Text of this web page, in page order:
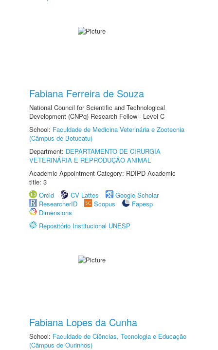
Fabiana Ferreira de Souza
National Council for Scientific and Technological
Development (CNPq) Research Fellow - Level C
School: Faculdade de Medicina Veterinária e Zootecnia
(Câmpus de Botucatu)
Department: DEPARTAMENTO DE CIRURGIA
VETERINÁRIA E REPRODUÇÃO ANIMAL
Academic Appointment Category: RDIPD Academic
title: 3
Orcid
CV Lattes
Google Scholar
ResearcherID
Scopus
Fapesp
Dimensions
Repositório Institucional UNESP
Fabiana Lopes da Cunha
School: Faculdade de Ciências, Tecnologia e Educação
(Câmpus de Ourinhos)